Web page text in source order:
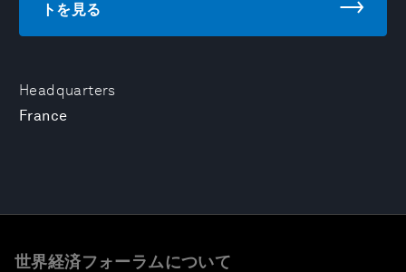
Headquarters
France
トを見る
世界経済フォーラムについて